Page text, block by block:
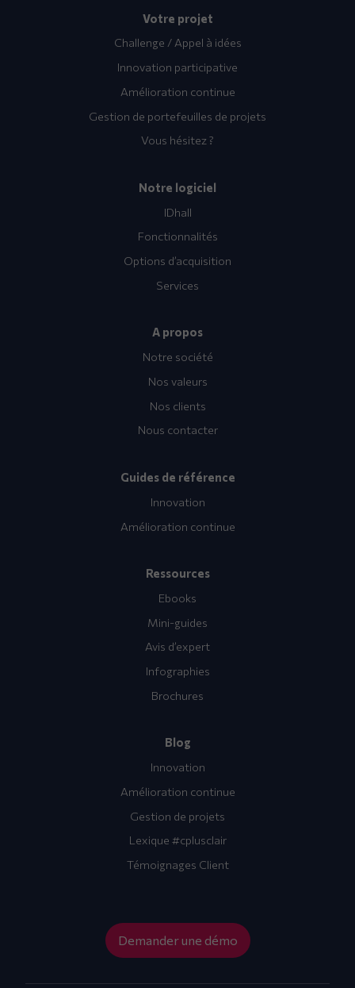
Votre projet
Challenge / Appel à idées
Innovation participative
Amélioration continue
Gestion de portefeuilles de projets
Vous hésitez ?
Notre logiciel
IDhall
Fonctionnalités
Options d’acquisition
Services
A propos
Notre société
Nos valeurs
Nos clients
Nous contacter
Guides de référence
Innovation
Amélioration continue
Ressources
Ebooks
Mini-guides
Avis d’expert
Infographies
Brochures
Blog
Innovation
Amélioration continue
Gestion de projets
Lexique #cplusclair
Témoignages Client
Demander une démo